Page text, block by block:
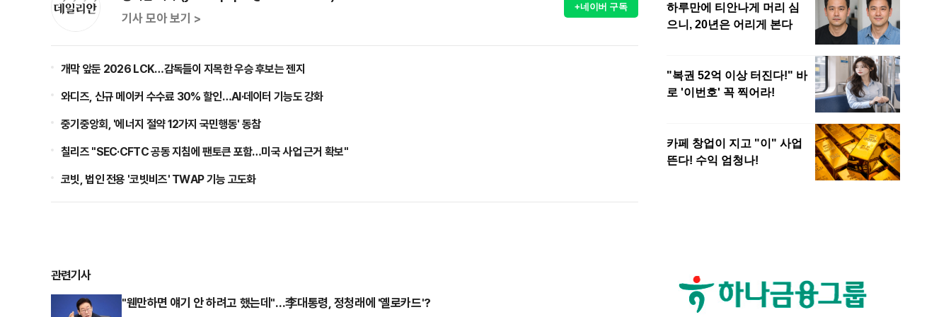
기사 모아 보기 >
+네이버 구독
개막 앞둔 2026 LCK…감독들이 지목한 우승 후보는 젠지
와디즈, 신규 메이커 수수료 30% 할인…AI·데이터 기능도 강화
중기중앙회, '에너지 절약 12가지 국민행동' 동참
칠리즈 "SEC·CFTC 공동 지침에 팬토큰 포함…미국 사업 근거 확보"
코빗, 법인 전용 '코빗비즈' TWAP 기능 고도화
관련기사
"웬만하면 얘기 안 하려고 했는데"…李대통령, 정청래에 '옐로카드'?